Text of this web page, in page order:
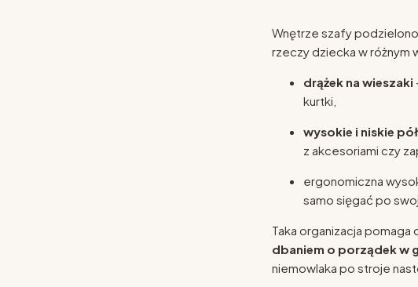
Wnętrze szafy
rzeczy dziecka w różnym
drążek na wieszaki
kurtki,
wysokie i niskie
z akcesoriami czy
ergonomiczna
samo sięgać po
Taka organizacja
dbaniem o porządek w
niemowlaka po stroje